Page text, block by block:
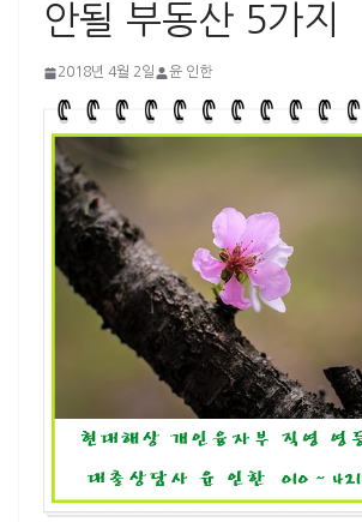
안될 부동산 5가지
2018년 4월 2일 윤 인한